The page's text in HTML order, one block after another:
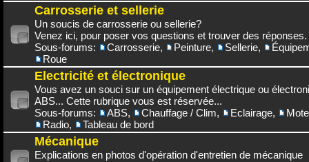
Carrosserie et sellerie
Un soucis de carrosserie ou sellerie?
Venez ici, pour poser vos questions et trouver des réponses.
Sous-forums:
Carrosserie, Peinture, Sellerie,
Roue
Electricité et électronique
Vous avez un souci sur un équipement électrique ou
ABS... Cette rubrique vous est réservée...
Sous-forums:
ABS, Chauffage / Clim, Eclairage,
Radio, Tableau de bord
Mécanique
Explications en photos d'opération d'entretien de mécanique